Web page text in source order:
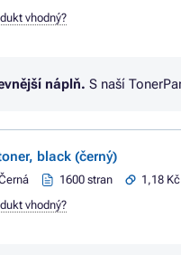
vhodný?
náplň. S naší
black (černý)
1600 stran 1,18
vhodný?